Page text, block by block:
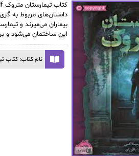
داستان‌های مربوط به گری
بیماران می‌میرند و
این ساختمان می‌شود و
نام کتاب: کتاب